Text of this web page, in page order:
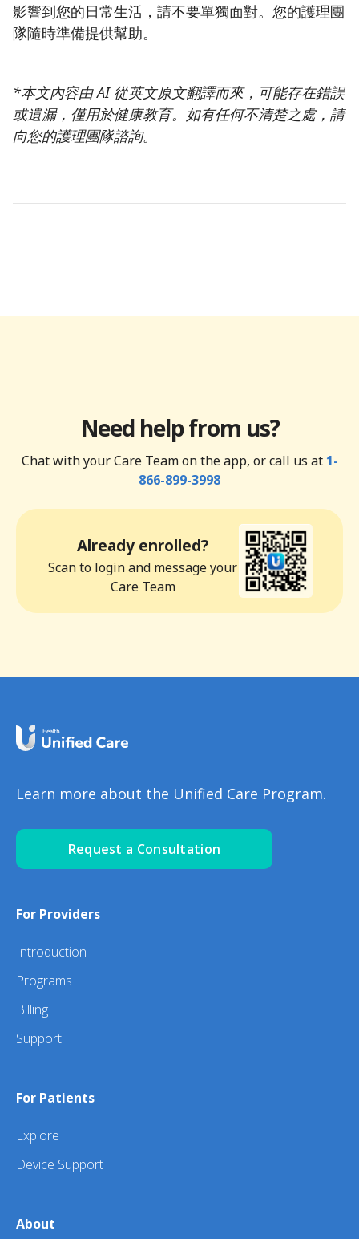
影響到您的日常生活，請不要單獨面對。您的護理團
隊隨時準備提供幫助。
*本文內容由 AI 從英文原文翻譯而來，可能存在錯誤
或遺漏，僅用於健康教育。如有任何不清楚之處，請
向您的護理團隊諮詢。
Need help from us?
Chat with your Care Team on the app, or call us at 1-
866-899-3998
Already enrolled?
Scan to login and message your
Care Team
Learn more about the Unified Care Program.
Request a Consultation
For Providers
Introduction
Programs
Billing
Support
For Patients
Explore
Device Support
About